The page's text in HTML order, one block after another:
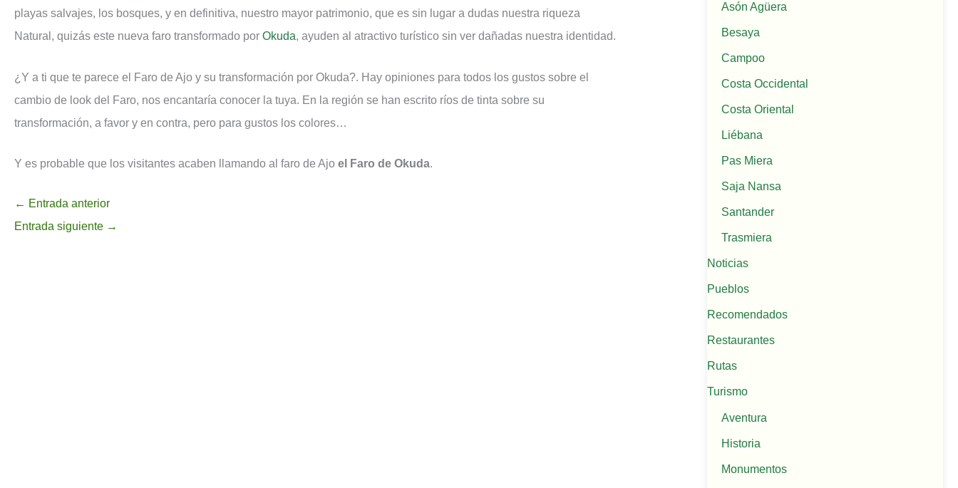
playas salvajes, los bosques, y en definitiva, nuestro mayor patrimonio, que es sin lugar a dudas nuestra riqueza
Natural, quizás este nueva faro transformado por Okuda, ayuden al atractivo turístico sin ver dañadas nuestra identidad.
¿Y a ti que te parece el Faro de Ajo y su transformación por Okuda?. Hay opiniones para todos los gustos sobre el
cambio de look del Faro, nos encantaría conocer la tuya. En la región se han escrito ríos de tinta sobre su
transformación, a favor y en contra, pero para gustos los colores…
Y es probable que los visitantes acaben llamando al faro de Ajo el Faro de Okuda.
← Entrada anterior
Entrada siguiente →
Asón Agüera
Besaya
Campoo
Costa Occidental
Costa Oriental
Liébana
Pas Miera
Saja Nansa
Santander
Trasmiera
Noticias
Pueblos
Recomendados
Restaurantes
Rutas
Turismo
Aventura
Historia
Monumentos